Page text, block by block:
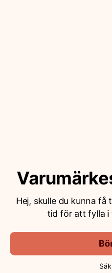
Hej, skulle du kunna få
tid för att fylla i